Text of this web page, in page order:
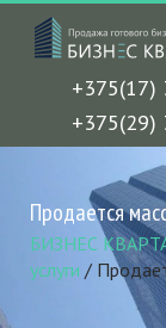
+375(17)
+375(29)
Продается
БИЗНЕС
услуги /